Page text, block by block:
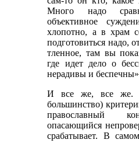
Много надо
объективное
хлопотно, а в храм
подготовиться надо,
тленное, там вы
где идет дело о
нерадивы и беспечны»
И все же, все же.
большинство)
православный
опасающийся
срабатывает. В